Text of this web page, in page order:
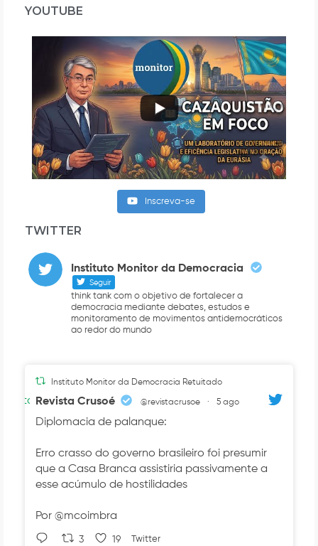
YOUTUBE
Inscreva-se
TWITTER
Instituto Monitor da Democracia
Seguir
think tank com o objetivo de fortalecer a
democracia mediante debates, estudos e
monitoramento de movimentos antidemocráticos
ao redor do mundo
Instituto Monitor da Democracia Retuitado
Avatar Revista Crusoé @revistacrusoe · 5 ago
Diplomacia de palanque:
Erro crasso do governo brasileiro foi presumir
que a Casa Branca assistiria passivamente a
esse acúmulo de hostilidades
Por @mcoimbra
3 19 Twitter